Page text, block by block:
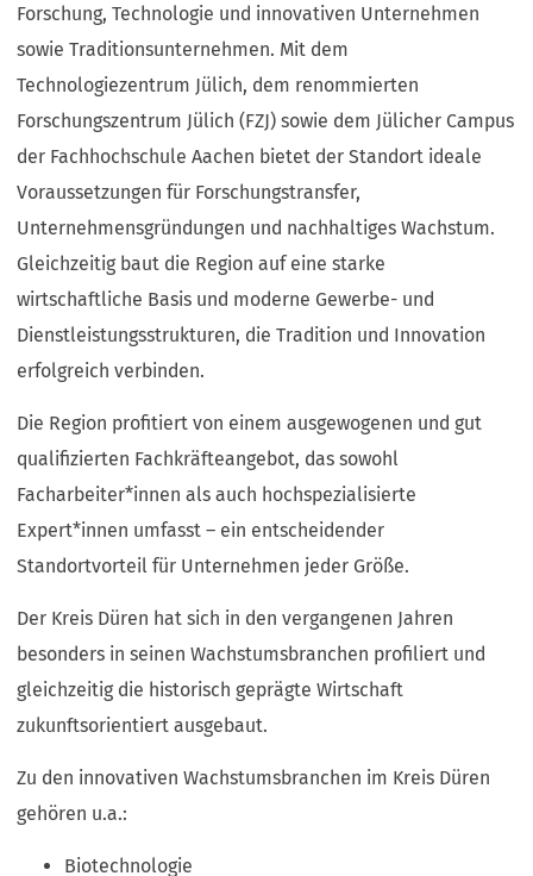
Forschung, Technologie und innovativen Unternehmen
sowie Traditionsunternehmen. Mit dem
Technologiezentrum Jülich, dem renommierten
Forschungszentrum Jülich (FZJ) sowie dem Jülicher Campus
der Fachhochschule Aachen bietet der Standort ideale
Voraussetzungen für Forschungstransfer,
Unternehmensgründungen und nachhaltiges Wachstum.
Gleichzeitig baut die Region auf eine starke
wirtschaftliche Basis und moderne Gewerbe- und
Dienstleistungsstrukturen, die Tradition und Innovation
erfolgreich verbinden.
Die Region profitiert von einem ausgewogenen und gut
qualifizierten Fachkräfteangebot, das sowohl
Facharbeiter*innen als auch hochspezialisierte
Expert*innen umfasst – ein entscheidender
Standortvorteil für Unternehmen jeder Größe.
Der Kreis Düren hat sich in den vergangenen Jahren
besonders in seinen Wachstumsbranchen profiliert und
gleichzeitig die historisch geprägte Wirtschaft
zukunftsorientiert ausgebaut.
Zu den innovativen Wachstumsbranchen im Kreis Düren
gehören u.a.:
Biotechnologie